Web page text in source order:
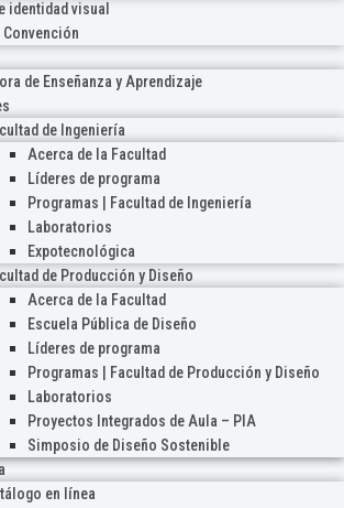
identidad visual
de Enseñanza y Aprendizaje
de Ingeniería
Acerca de la Facultad
Líderes de programa
Programas | Facultad de Ingeniería
Laboratorios
Expotecnológica
de Producción y Diseño
Acerca de la Facultad
Escuela Pública de Diseño
Líderes de programa
Programas | Facultad de Producción y Diseño
Laboratorios
Proyectos Integrados de Aula – PIA
Simposio de Diseño Sostenible
en línea